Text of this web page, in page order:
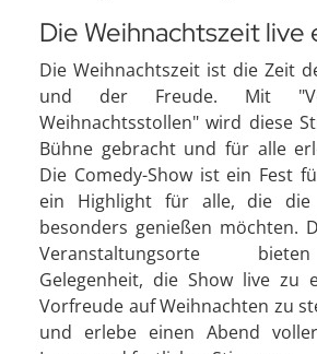
Die Weihnachtszeit live
Die Weihnachtszeit ist die Zeit
und der Freude. Mit
Weihnachtsstollen" wird diese
Bühne gebracht und für alle
Die Comedy-Show ist ein Fest
ein Highlight für alle, die die
besonders genießen möchten.
Veranstaltungsorte
Gelegenheit, die Show live zu
Vorfreude auf Weihnachten zu
und erlebe einen Abend